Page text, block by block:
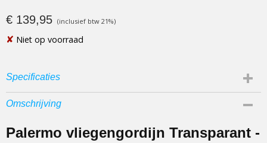
€ 139,95 (inclusief btw 21%)
✘ Niet op voorraad
Specificaties
Productcode
EAN code
Omschrijving
Palermo vliegengordijn Transparant -